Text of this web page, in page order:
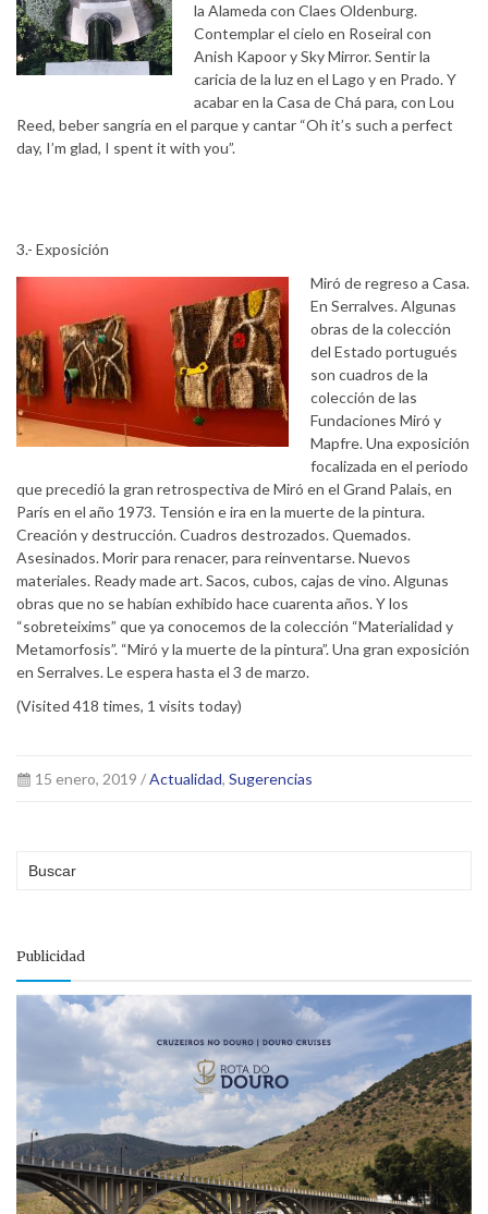
la Alameda con Claes Oldenburg.
Contemplar el cielo en Roseiral con
Anish Kapoor y Sky Mirror. Sentir la
caricia de la luz en el Lago y en Prado. Y
acabar en la Casa de Chá para, con Lou
Reed, beber sangría en el parque y cantar “Oh it’s such a perfect
day, I’m glad, I spent it with you”.
3.- Exposición
Miró de regreso a Casa.
En Serralves. Algunas
obras de la colección
del Estado portugués
son cuadros de la
colección de las
Fundaciones Miró y
Mapfre. Una exposición
focalizada en el periodo
que precedió la gran retrospectiva de Miró en el Grand Palais, en
París en el año 1973. Tensión e ira en la muerte de la pintura.
Creación y destrucción. Cuadros destrozados. Quemados.
Asesinados. Morir para renacer, para reinventarse. Nuevos
materiales. Ready made art. Sacos, cubos, cajas de vino. Algunas
obras que no se habían exhibido hace cuarenta años. Y los
“sobreteixims” que ya conocemos de la colección “Materialidad y
Metamorfosis”. “Miró y la muerte de la pintura”. Una gran exposición
en Serralves. Le espera hasta el 3 de marzo.
(Visited 418 times, 1 visits today)
15 enero, 2019 /Actualidad, Sugerencias
Publicidad